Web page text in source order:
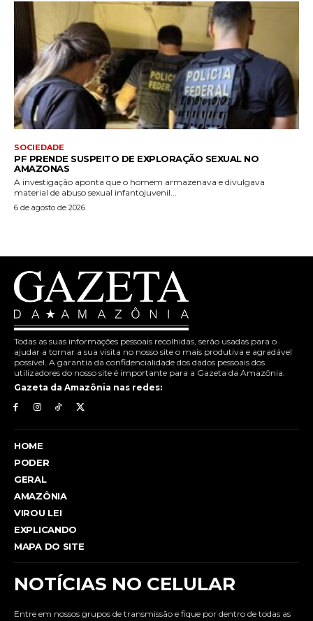
SOCIEDADE
PF PRENDE SUSPEITO DE EXPLORAÇÃO SEXUAL NO
AMAZONAS
A investigação aponta que o homem armazenava e divulgava
material de abuso sexual infantojuvenil...
6 de agosto de 2026
Todas as suas informações pessoais recolhidas, serão usadas para o
ajudar a tornar a sua visita no nosso site o mais produtiva e agradável
possível. A garantia da confidencialidade dos dados pessoais dos
utilizadores do nosso site é importante para a Gazeta da Amazônia.
Gazeta da Amazônia nas redes:
HOME
PODER
GERAL
AMAZÔNIA
VIROU LEI
EXPLICANDO
MAPA DO SITE
NOTÍCIAS NO CELULAR
Entre em nossos grupos de transmissão e fique por dentro de todas as